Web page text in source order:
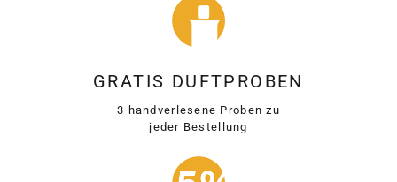
GRATIS DUFTPROBEN
3 handverlesene Proben zu
jeder Bestellung